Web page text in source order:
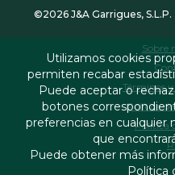
©2026 J&A Garrigues,
Sobre
Términos
Política
Política
Utilizamos cookies
permiten recabar
Puede aceptar o
botones
preferencias en cualquier
que
Puede obtener más
Política